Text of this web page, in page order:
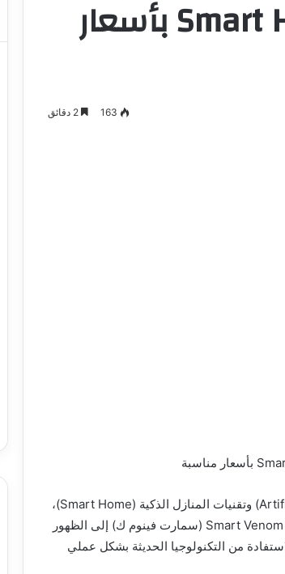
الذكاء الاصطناعي والـ Smart Home بأسعار
163 2 دقائق
في ظل التطور السريع في مجال الذكاء الاصطناعي (Artificial Intelligence – AI) وتقنيات المنازل الذكية (Smart Home)،
أصبحت هذه الحلول جزءًا مهمًا من الحياة اليومية والعمل، وهو ما دفع بيدج Smart Venom K (سمارت فينوم ك) إلى الظهور
من التكنولوجيا الحديثة بشكل عملي